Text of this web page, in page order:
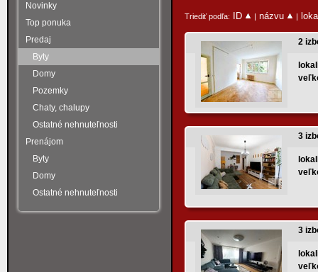
Novinky
Top ponuka
Predaj
Byty
Domy
Pozemky
Chaty, chalupy
Ostatné nehnuteľnosti
Prenájom
Byty
Domy
Ostatné nehnuteľnosti
Triediť podľa: ID | názvu |
2
3
3